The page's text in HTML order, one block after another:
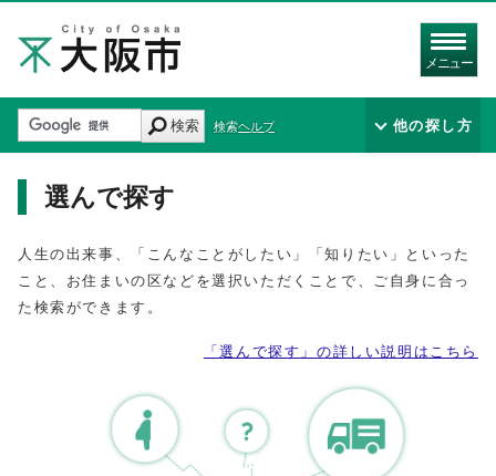
メニュー
検索 検索ヘルプ 他の探し方
選んで探す
人生の出来事、「こんなことがしたい」「知りたい」といった
こと、お住まいの区などを選択いただくことで、ご自身に合っ
た検索ができます。
「選んで探す」の詳しい説明はこちら